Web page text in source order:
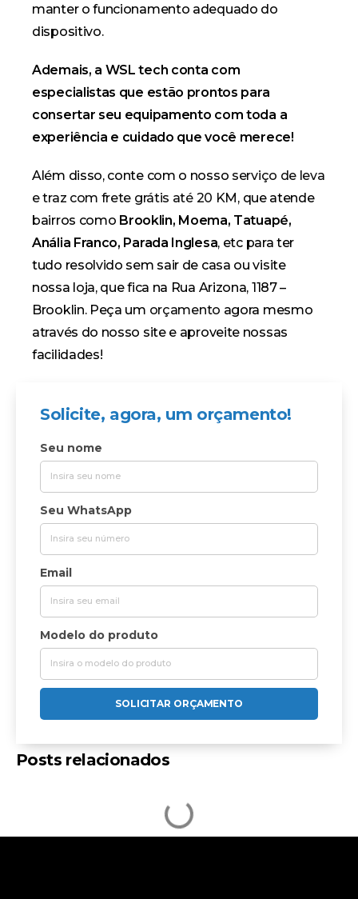
manter o funcionamento adequado do
dispositivo.
Ademais, a WSL tech conta com
especialistas que estão prontos para
consertar seu equipamento com toda a
experiência e cuidado que você merece!
Além disso, conte com o nosso serviço de leva
e traz com frete grátis até 20 KM, que atende
bairros como Brooklin, Moema, Tatuapé,
Anália Franco, Parada Inglesa, etc para ter
tudo resolvido sem sair de casa ou visite
nossa loja, que fica na Rua Arizona, 1187 –
Brooklin. Peça um orçamento agora mesmo
através do nosso site e aproveite nossas
facilidades!
Solicite, agora, um orçamento!
Seu nome
Seu WhatsApp
Email
Modelo do produto
SOLICITAR ORÇAMENTO
Posts relacionados